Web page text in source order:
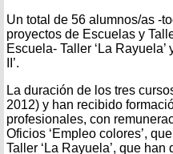
Un total de 56 alumnos/as -
proyectos de Escuelas y
Escuela- Taller ‘La
II’.
La duración de los tres
2012) y han recibido
profesionales, con
Oficios ‘Empleo colores’,
Taller ‘La Rayuela’, que